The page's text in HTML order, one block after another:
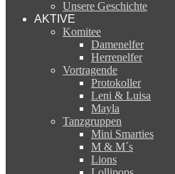
Unsere Geschichte
AKTIVE
Komitee
Damenelfer
Herrenelfer
Vortragende
Protokoller
Leni & Luisa
Mayla
Tanzgruppen
Mini Smarties
M & M´s
Lions